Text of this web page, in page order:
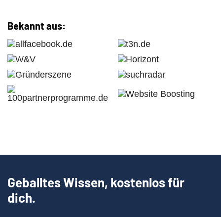
Bekannt aus:
Geballtes Wissen, kostenlos für
dich.